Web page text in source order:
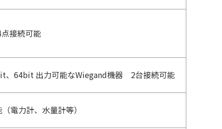
接続可能
、64bit 出力可能なWiegand機器 2台接続可能
電力計、水量計等）